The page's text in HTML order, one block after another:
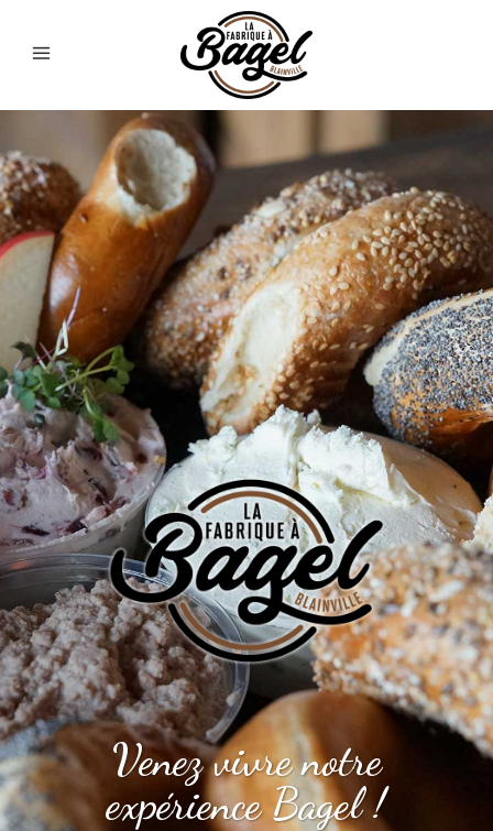
Venez vivre notre
expérience Bagel !